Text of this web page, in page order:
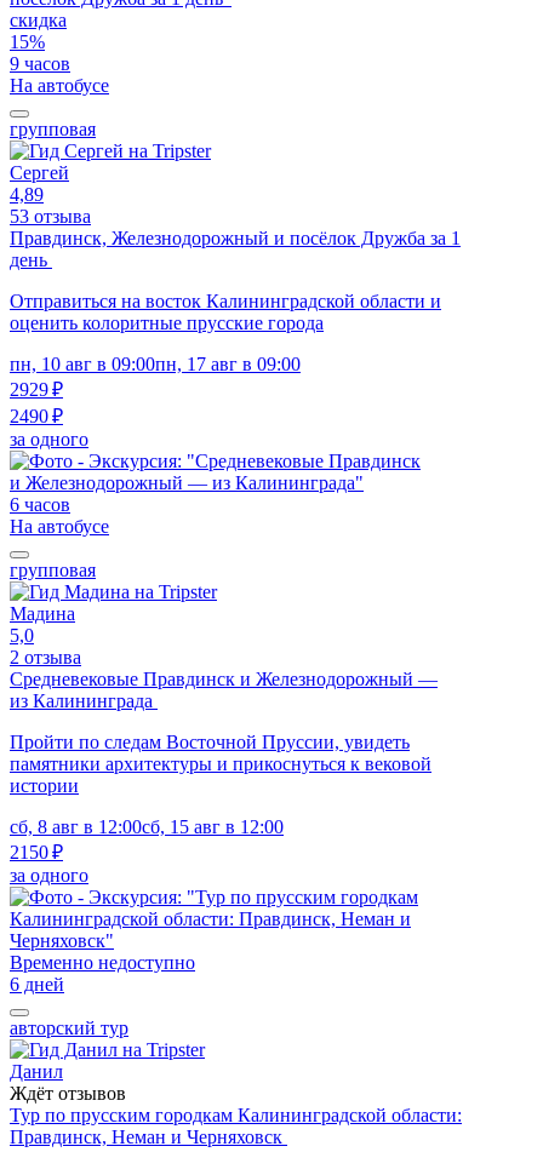
скидка
15%
9 часов
На автобусе
групповая
Сергей
4,89
53 отзыва
Правдинск, Железнодорожный и посёлок Дружба за 1
день
Отправиться на восток Калининградской области и
оценить колоритные прусские города
пн, 10 авг в 09:00пн, 17 авг в 09:00
2929 ₽
2490 ₽
за одного
6 часов
На автобусе
групповая
Мадина
5,0
2 отзыва
Средневековые Правдинск и Железнодорожный —
из Калининграда
Пройти по следам Восточной Пруссии, увидеть
памятники архитектуры и прикоснуться к вековой
истории
сб, 8 авг в 12:00сб, 15 авг в 12:00
2150 ₽
за одного
Временно недоступно
6 дней
авторский тур
Данил
Ждёт отзывов
Тур по прусским городкам Калининградской области:
Правдинск, Неман и Черняховск